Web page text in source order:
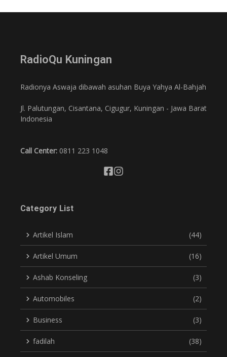
RadioQu Kuningan
Radionya Aswaja dibawah asuhan Buya Yahya Al-Bahjah
Jl. Palutungan, Cisantana, Cigugur, Kuningan - Jawa Barat
Indonesia
Call Center: 0811 223 1048
Category List
Artikel Islam (44)
Artikel Umum (16)
Ashab Konseling (3)
Automobiles (2)
Business (3)
fadilah (38)